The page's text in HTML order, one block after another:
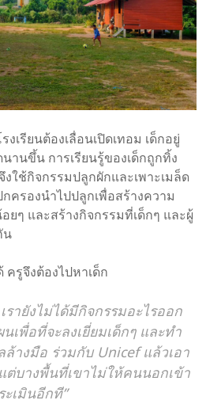
เรียนต้องเลื่อนเปิดเทอม เด็กอยู่
านขึ้น การเรียนรู้ของเด็กถูกทิ้ง
ใช้กิจกรรมปลูกผักและเพาะเมล็ด
ครองนำไปปลูกเพื่อสร้างความ
ยๆ และสร้างกิจกรรมที่เด็กๆ และผู้
น
ครูจึงต้องไปหาเด็ก
รายังไม่ได้มีกิจกรรมอะไรออก
เพื่อที่จะลงเยี่ยมเด็กๆ และทำ
างมือ ร่วมกับ Unicef แล้วเอา
ต่บางพื้นที่เขาไม่ให้คนนอกเข้า
ะเมินอีกที”